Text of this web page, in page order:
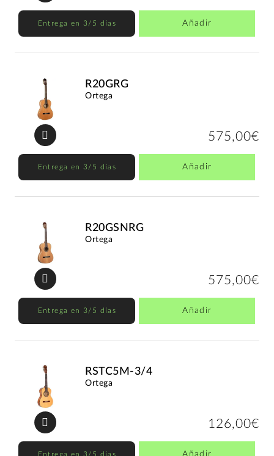
Entrega en 3/5 días Añadir
R20GRG
Ortega
575,00€
Entrega en 3/5 días Añadir
R20GSNRG
Ortega
575,00€
Entrega en 3/5 días Añadir
RSTC5M-3/4
Ortega
126,00€
Entrega en 3/5 días Añadir